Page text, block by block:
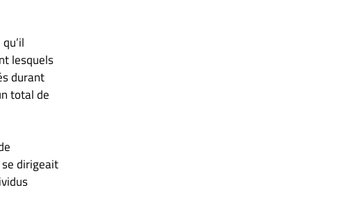
lesquels
durant
total de
dirigeait